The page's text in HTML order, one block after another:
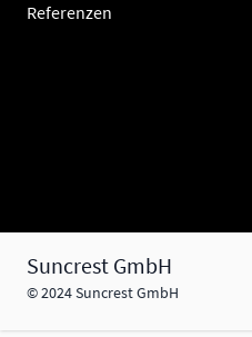
Referenzen
Suncrest GmbH
© 2024 Suncrest GmbH